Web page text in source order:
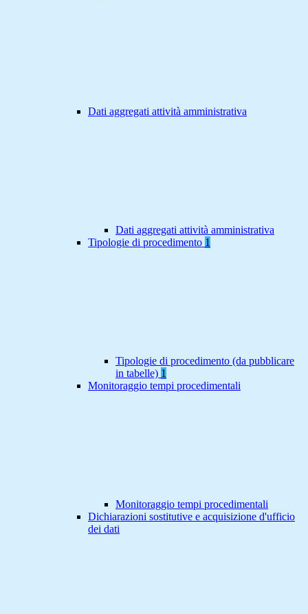
Dati aggregati attività amministrativa
Dati aggregati attività amministrativa
Tipologie di procedimento 1
Tipologie di procedimento (da pubblicare
in tabelle) 1
Monitoraggio tempi procedimentali
Monitoraggio tempi procedimentali
Dichiarazioni sostitutive e acquisizione d'ufficio
dei dati